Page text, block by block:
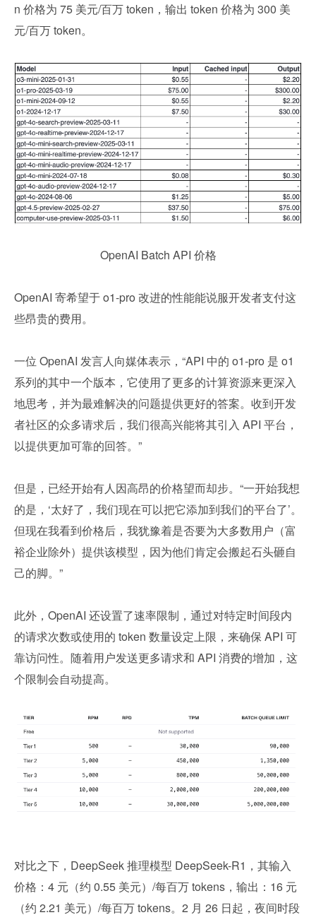
n 价格为 75 美元/百万 token，输出 token 价格为 300 美
元/百万 token。
OpenAI Batch API 价格
OpenAI 寄希望于 o1-pro 改进的性能能说服开发者支付这
些昂贵的费用。
一位 OpenAI 发言人向媒体表示，“API 中的 o1-pro 是 o1
系列的其中一个版本，它使用了更多的计算资源来更深入
地思考，并为最难解决的问题提供更好的答案。收到开发
者社区的众多请求后，我们很高兴能将其引入 API 平台，
以提供更加可靠的回答。”
但是，已经开始有人因高昂的价格望而却步。“一开始我想
的是，‘太好了，我们现在可以把它添加到我们的平台了’。
但现在我看到价格后，我犹豫着是否要为大多数用户（富
裕企业除外）提供该模型，因为他们肯定会搬起石头砸自
己的脚。”
此外，OpenAI 还设置了速率限制，通过对特定时间段内
的请求次数或使用的 token 数量设定上限，来确保 API 可
靠访问性。随着用户发送更多请求和 API 消费的增加，这
个限制会自动提高。
对比之下，DeepSeek 推理模型 DeepSeek-R1，其输入
价格：4 元（约 0.55 美元）/每百万 tokens，输出：16 元
（约 2.21 美元）/每百万 tokens。2 月 26 日起，夜间时段